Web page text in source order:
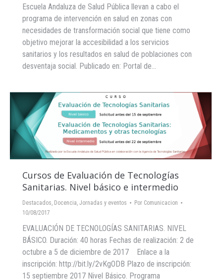
Escuela Andaluza de Salud Pública llevan a cabo el
programa de intervención en salud en zonas con
necesidades de transformación social que tiene como
objetivo mejorar la accesibilidad a los servicios
sanitarios y los resultados en salud de poblaciones con
desventaja social. Publicado en: Portal de…
Cursos de Evaluación de Tecnologías
Sanitarias. Nivel básico e intermedio
Destacados Docencia Jornadas y eventos Por Comunicacion
10/08/2017
EVALUACIÓN DE TECNOLOGÍAS SANITARIAS. NIVEL
BÁSICO. Duración: 40 horas Fechas de realización: 2 de
octubre a 5 de diciembre de 2017 Enlace a la
inscripción: http://bit.ly/2vKgODB Plazo de inscripción:
15 septiembre 2017 Nivel Básico. Programa